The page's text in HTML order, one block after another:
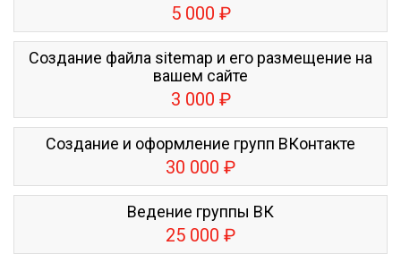
5 000 ₽
Создание файла sitemap и его размещение на
вашем сайте
3 000 ₽
Создание и оформление групп ВКонтакте
30 000 ₽
Ведение группы ВК
25 000 ₽